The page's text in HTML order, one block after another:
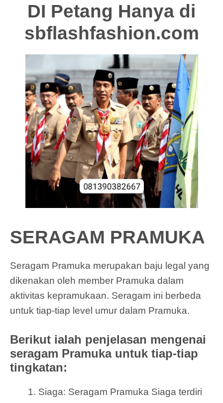
DI Petang Hanya di
sbflashfashion.com
SERAGAM PRAMUKA
Seragam Pramuka merupakan baju legal yang
dikenakan oleh member Pramuka dalam
aktivitas kepramukaan. Seragam ini berbeda
untuk tiap-tiap level umur dalam Pramuka.
Berikut ialah penjelasan mengenai
seragam Pramuka untuk tiap-tiap
tingkatan:
Siaga: Seragam Pramuka Siaga terdiri